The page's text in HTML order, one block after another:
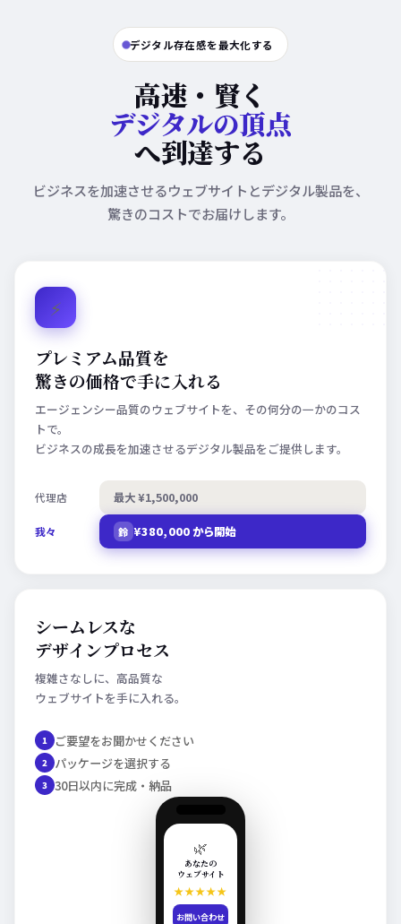
デジタル存在感を最大化する
高速・賢く
デジタルの頂点
へ到達する
ビジネスを加速させるウェブサイトとデジタル製品を、
驚きのコストでお届けします。
⚡
プレミアム品質を
驚きの価格で手に入れる
エージェンシー品質のウェブサイトを、その何分の一かのコス
トで。
ビジネスの成長を加速させるデジタル製品をご提供します。
代理店 最大 ¥1,500,000
我々 鈴 ¥380,000 から開始
シームレスな
デザインプロセス
複雑さなしに、高品質な
ウェブサイトを手に入れる。
1 ご要望をお聞かせください
2 パッケージを選択する
3 30日以内に完成・納品
🌿
あなたの
ウェブサイト
★★★★★
お問い合わせ